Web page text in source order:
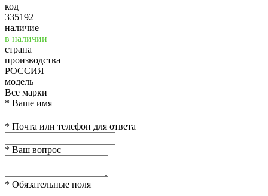
код
335192
наличие
в наличии
страна
производства
РОССИЯ
модель
Все марки
* Ваше имя
* Почта или телефон для ответа
* Ваш вопрос
* Обязательные поля